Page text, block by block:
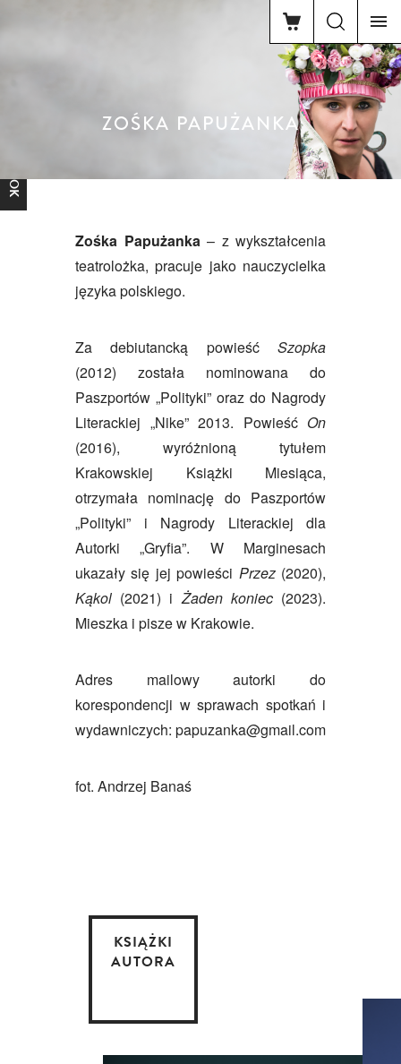
ZOŚKA PAPUŻANKA
FACEBOOK
Zośka Papużanka– z wykształcenia
teatrolożka, pracuje jako nauczycielka
języka polskiego.
Za debiutancką powieść Szopka
(2012) została nominowana do
Paszportów „Polityki” oraz do Nagrody
Literackiej „Nike” 2013. Powieść On
(2016), wyróżnioną tytułem
Krakowskiej Książki Miesiąca,
otrzymała nominację do Paszportów
„Polityki” i Nagrody Literackiej dla
Autorki „Gryfia”. W Marginesach
ukazały się jej powieści Przez (2020),
Kąkol (2021) iŻaden koniec(2023).
Mieszka i pisze w Krakowie.
Adres mailowy autorki do
korespondencji w sprawach spotkań i
wydawniczych: papuzanka@gmail.com
fot. Andrzej Banaś
KSIĄŻKI
AUTORA